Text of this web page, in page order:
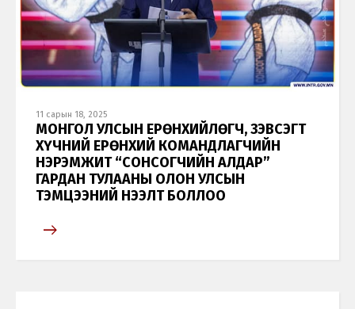
11 сарын 18, 2025
МОНГОЛ УЛСЫН ЕРӨНХИЙЛӨГЧ, ЗЭВСЭГТ
ХҮЧНИЙ ЕРӨНХИЙ КОМАНДЛАГЧИЙН
НЭРЭМЖИТ “СОНСОГЧИЙН АЛДАР”
ГАРДАН ТУЛААНЫ ОЛОН УЛСЫН
ТЭМЦЭЭНИЙ НЭЭЛТ БОЛЛОО